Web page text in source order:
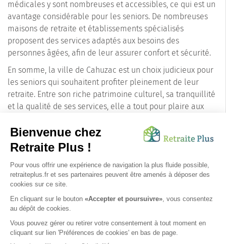
médicales y sont nombreuses et accessibles, ce qui est un
avantage considérable pour les seniors. De nombreuses
maisons de retraite et établissements spécialisés
proposent des services adaptés aux besoins des
personnes âgées, afin de leur assurer confort et sécurité.
En somme, la ville de Cahuzac est un choix judicieux pour
les seniors qui souhaitent profiter pleinement de leur
retraite. Entre son riche patrimoine culturel, sa tranquillité
et la qualité de ses services, elle a tout pour plaire aux
installer, ils peuvent être sûrs de bénéficier d'un cadre de
vie agréable et sain, propice à l'épanouissement et au
Si vous cherchez une maison de retraite dans le
département du Tarn, n'hésitez pas à considérer
Cahuzac (81540) comme une option. Vous y trouverez
sûrement le lieu de retraite idéal pour vous ou votre
proche.